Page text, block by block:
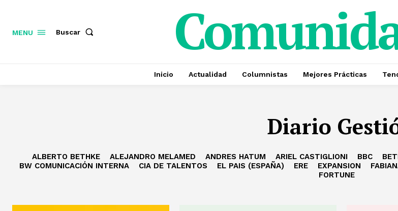
MENU Buscar
Inicio Actualidad Columnistas Mejores Prácticas
Diario
ALBERTO BETHKE ALEJANDRO MELAMED ANDRES HATUM ARIEL CASTIGLIONI BBC
BW COMUNICACIÓN INTERNA
CIA DE TALENTOS EL PAIS (ESPAÑA) ERE EXPANSION
FORTUNE